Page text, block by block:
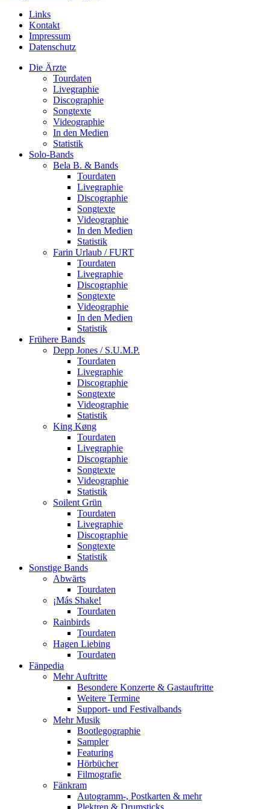
Links
Kontakt
Impressum
Datenschutz
Die Ärzte
Tourdaten
Livegraphie
Discographie
Songtexte
Videographie
In den Medien
Statistik
Solo-Bands
Bela B. & Bands
Tourdaten
Livegraphie
Discographie
Songtexte
Videographie
In den Medien
Statistik
Farin Urlaub / FURT
Tourdaten
Livegraphie
Discographie
Songtexte
Videographie
In den Medien
Statistik
Frühere Bands
Depp Jones / S.U.M.P.
Tourdaten
Livegraphie
Discographie
Songtexte
Videographie
Statistik
King Køng
Tourdaten
Livegraphie
Discographie
Songtexte
Videographie
Statistik
Soilent Grün
Tourdaten
Livegraphie
Discographie
Songtexte
Statistik
Sonstige Bands
Abwärts
Tourdaten
¡Más Shake!
Tourdaten
Rainbirds
Tourdaten
Hagen Liebing
Tourdaten
Fänpedia
Mehr Auftritte
Besondere Konzerte & Gastauftritte
Weitere Termine
Support- und Festivalbands
Mehr Musik
Bootlegographie
Sampler
Featuring
Hörbücher
Filmografie
Fänkram
Autogramm-, Postkarten & mehr